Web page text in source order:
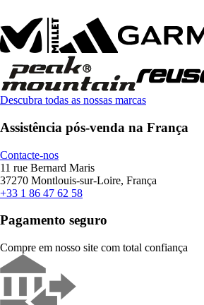
Descubra todas as nossas marcas
Assistência pós-venda na França
Contacte-nos
11 rue Bernard Maris
37270 Montlouis-sur-Loire, França
+33 1 86 47 62 58
Pagamento seguro
Compre em nosso site com total confiança